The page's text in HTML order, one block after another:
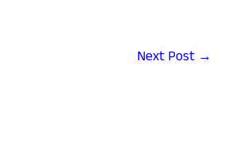
Next Post →